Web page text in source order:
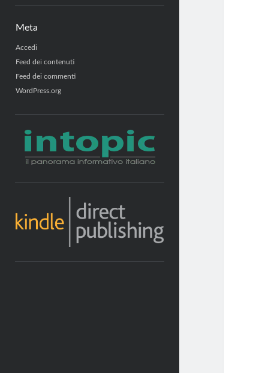
Meta
Accedi
Feed dei contenuti
Feed dei commenti
WordPress.org